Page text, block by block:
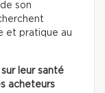
son
et pratique au
leur santé
acheteurs